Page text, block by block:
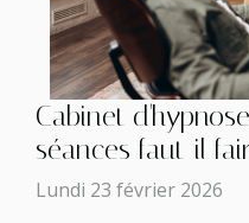
Cabinet
séances faut-il
Lundi 23 février 2026